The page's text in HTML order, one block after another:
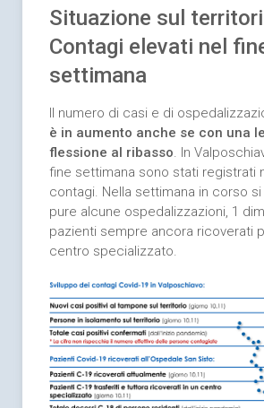
Situazione sul
Contagi elevati nel
settimana
Il numero di casi e di
è in aumento anche se con una
flessione al ribasso. In
fine settimana sono stati registrati
contagi. Nella settimana in corso
pure alcune ospedalizzazioni, 1
pazienti sempre ancora ricoverati
centro specializzato.